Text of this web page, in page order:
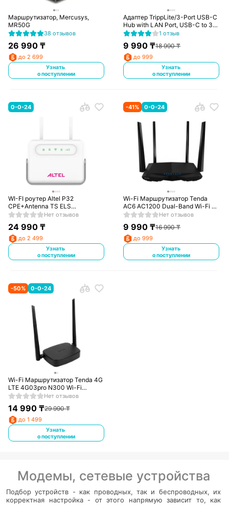
Маршрутизатор, Mercusys,
MR50G
38 отзывов
26 990₸
до 2 699
Узнать
о поступлении
Адаптер TrippLite/3-Port USB-C
Hub with LAN Port, USB-C to 3x
USB-A Ports and Gbe, USB 3.0,
1 отзыв
9 990 ₸18 990₸
до 999
Узнать
о поступлении
0-0-24
WI-FI роутер Altel P32
CPE+Antenna TS ELS
стартовый комплект
Нет отзывов
24 990₸
до 2 499
Узнать
о поступлении
-41% 0-0-24
Wi-Fi Маршрутизатор Tenda
AC6 AC1200 Dual-Band Wi-Fi 5
Черный
Нет отзывов
9 990 ₸16 990₸
до 999
Узнать
о поступлении
-50% 0-0-24
Wi-Fi Маршрутизатор Tenda 4G
LTE 4G03pro N300 Wi-Fi
Черный
Нет отзывов
14 990₸29 990₸
до 1 499
Узнать
о поступлении
Модемы, сетевые устройства
Подбор устройств - как проводных, так и беспроводных, их
корректная настройка - от этого напрямую зависит то, как